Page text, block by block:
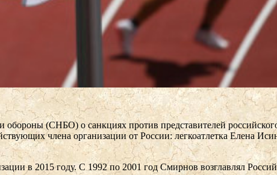
обороны (СНБО) о санкциях против представителей
члена организации от России: легкоатлетка Елена
в 2015 году. С 1992 по 2001 год Смирнов возглавлял